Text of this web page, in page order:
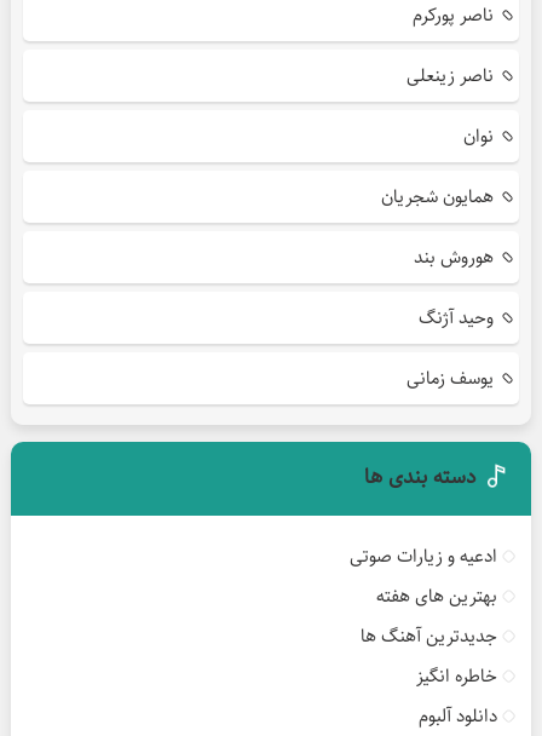
ناصر پورکرم
ناصر زینعلی
نوان
همایون شجریان
هوروش بند
وحید آژنگ
یوسف زمانی
دسته بندی ها
ادعیه و زیارات صوتی
بهترین های هفته
جدیدترین آهنگ ها
خاطره انگیز
دانلود آلبوم